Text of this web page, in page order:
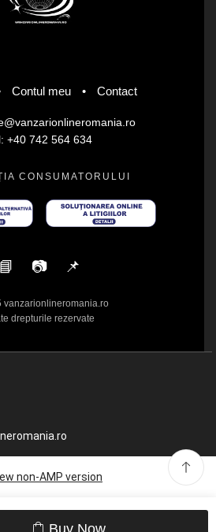
Contul meu • Contact
+40 742 564 634
CONSUMATORULUI
📘 📷 📌
vanzarionlineromania.ro
drepturile rezervate
non-AMP version
Buy Now